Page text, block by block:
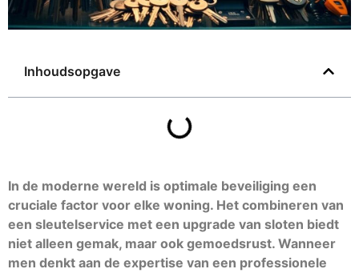
Inhoudsopgave
In de moderne wereld is optimale beveiliging een
cruciale factor voor elke woning. Het combineren van
een sleutelservice met een upgrade van sloten biedt
niet alleen gemak, maar ook gemoedsrust. Wanneer
men denkt aan de expertise van een professionele